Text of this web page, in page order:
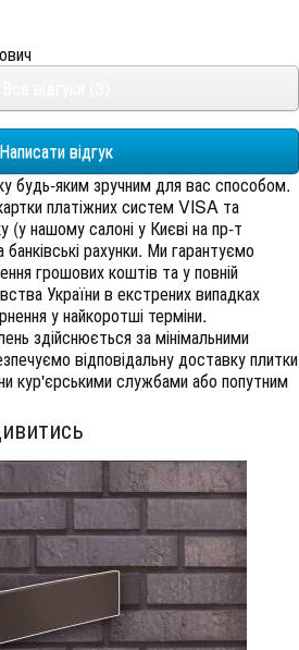
Написати відгук
будь-яким зручним для вас способом.
платіжних систем VISA та
нашому салоні у Києві на пр-т
рахунки. Ми гарантуємо
грошових коштів та у повній
України в екстрених випадках
у найкоротші терміни.
здійснюється за мінімальними
відповідальну доставку плитки
кур'єрськими службами або попутним